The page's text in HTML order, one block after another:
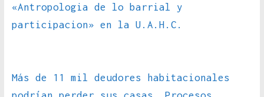
«Antropologia de lo barrial y
participacion» en la U.A.H.C.
Más de 11 mil deudores habitacionales